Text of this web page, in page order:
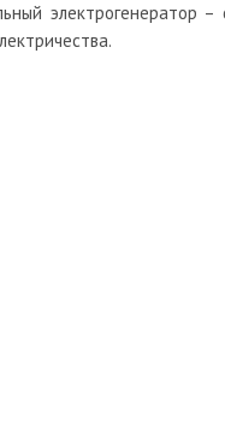
электрогенератор